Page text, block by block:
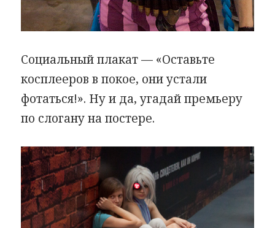
Социальный плакат — «Оставьте
косплееров в покое, они устали
фотаться!». Ну и да, угадай премьеру
по слогану на постере.